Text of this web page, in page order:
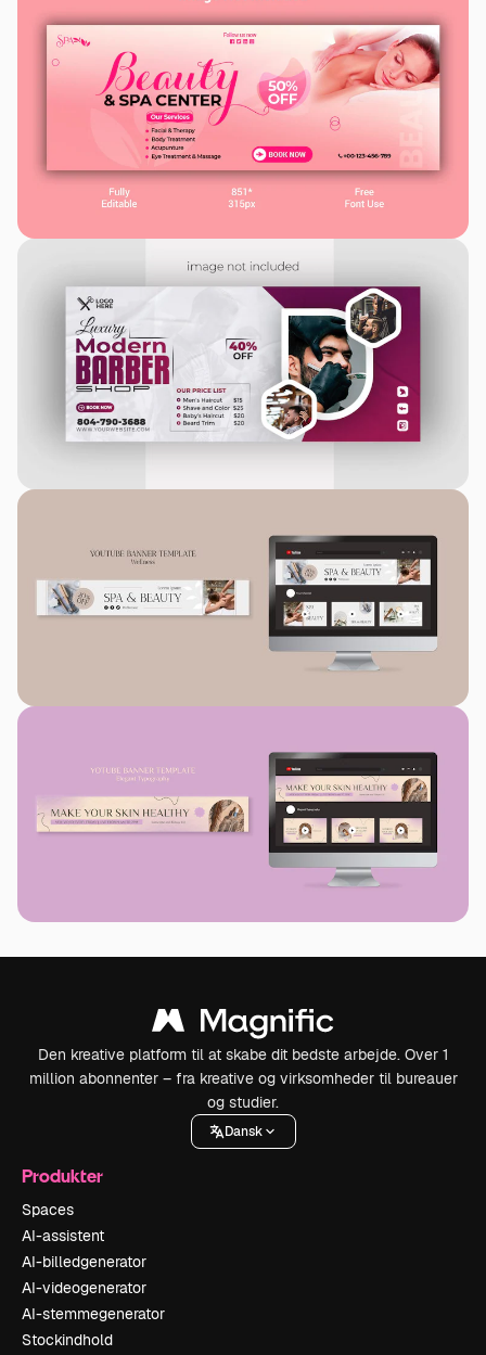
Den kreative platform til at skabe dit bedste arbejde. Over 1
million abonnenter – fra kreative og virksomheder til bureauer
og studier.
Dansk
Produkter
Spaces
AI-assistent
AI-billedgenerator
AI-videogenerator
AI-stemmegenerator
Stockindhold